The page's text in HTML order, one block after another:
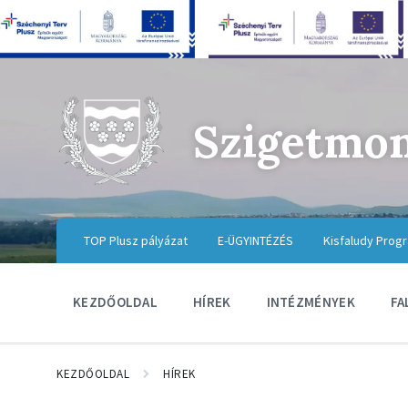
TOP Plusz pályázat E-ÜGYINTÉZÉS Kisfaludy
KEZDŐOLDAL HÍREK INTÉZMÉNYEK
KEZDŐOLDAL HÍREK